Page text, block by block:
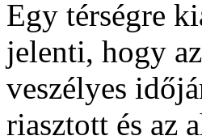
Egy térségre
jelenti, hogy
veszélyes
riasztott és az